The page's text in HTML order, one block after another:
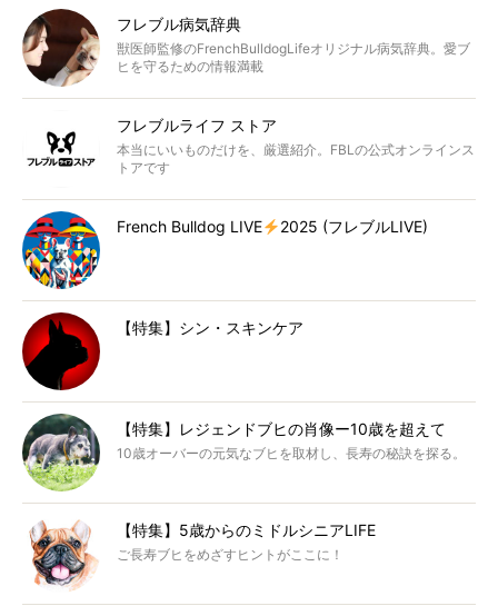
フレブル病気辞典
獣医師監修のFrenchBulldogLifeオリジナル病気辞典。愛ブ
ヒを守るための情報満載
フレブルライフ ストア
本当にいいものだけを、厳選紹介。FBLの公式オンラインス
トアです
French Bulldog LIVE 2025 (フレブルLIVE)
【特集】シン・スキンケア
【特集】レジェンドブヒの肖像ー10歳を超えて
10歳オーバーの元気なブヒを取材し、長寿の秘訣を探る。
【特集】5歳からのミドルシニアLIFE
ご長寿ブヒをめざすヒントがここに！